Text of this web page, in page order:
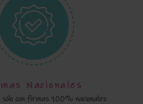
Nacionales
con firmas 100% nacionales